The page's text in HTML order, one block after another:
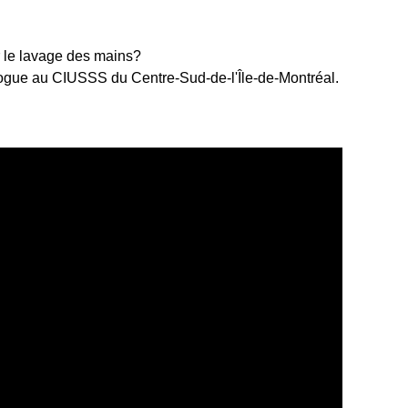
le lavage des mains?
au CIUSSS du Centre-Sud-de-l'Île-de-Montréal.